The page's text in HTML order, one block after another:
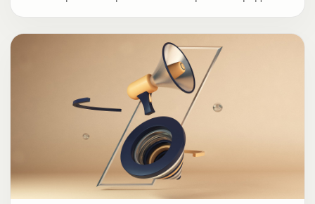
получить инвестиции для своего бизнеса
становится легче, с другой — конкуренция тоже
вырастет, и акселераторы будут еще въедливее
изучать презентации стартапов. Чтобы слайды о
вашем проекте были «как надо», Студия Метод
собрала актуальные требования к питч-декам от
российских акселераторов и экспертов,
проанализировала тренды дизайна слайдов и
составила чек-лист.